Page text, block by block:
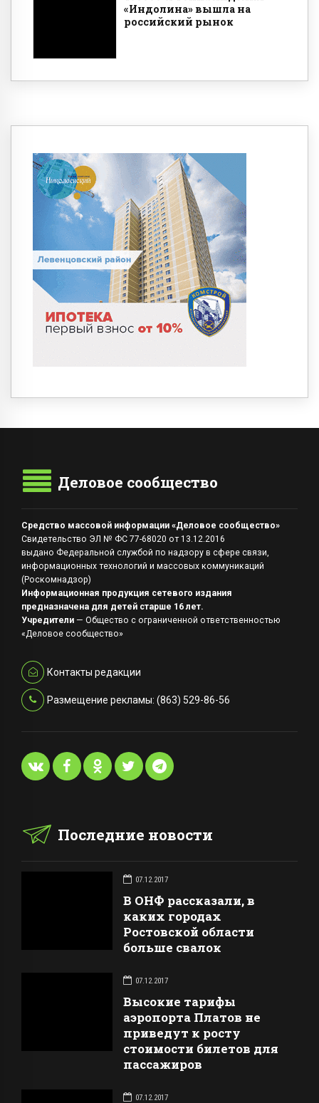
«Индолина» вышла на
российский рынок
Деловое сообщество
Средство массовой информации «Деловое сообщество»
Свидетельство ЭЛ № ФС 77-68020 от 13.12.2016
выдано Федеральной службой по надзору в сфере связи,
информационных технологий и массовых коммуникаций
(Роскомнадзор)
Информационная продукция сетевого издания
предназначена для детей старше 16 лет.
Учредители — Общество с ограниченной ответственностью
«Деловое сообщество»
Контакты редакции
Размещение рекламы: (863) 529-86-56
Последние новости
07.12.2017
В ОНФ рассказали, в
каких городах
Ростовской области
больше свалок
07.12.2017
Высокие тарифы
аэропорта Платов не
приведут к росту
стоимости билетов для
пассажиров
07.12.2017